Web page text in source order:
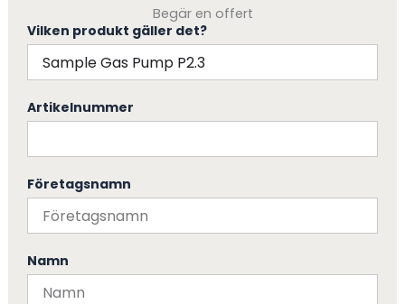
Begär en offert
Vilken produkt gäller det?
Artikelnummer
Företagsnamn
Namn